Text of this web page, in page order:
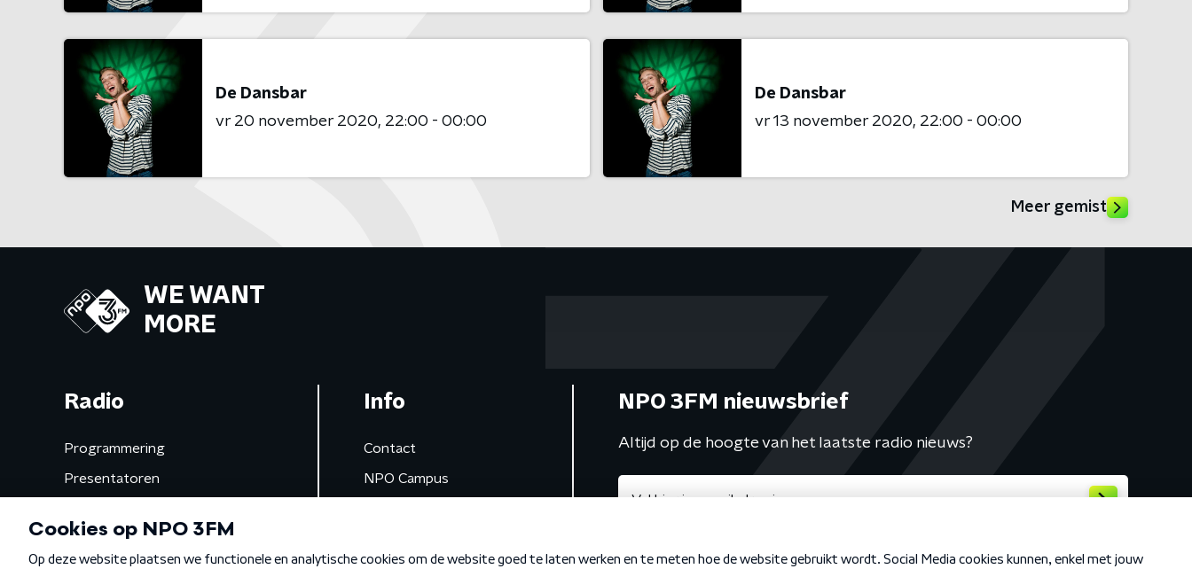
De Dansbar
vr 20 november 2020 22:00 - 00:00
De Dansbar
vr 13 november 2020 22:00 - 00:00
Meer gemist
WE WANT
MORE
Radio
Programmering
Presentatoren
Gemist
Info
Contact
NPO Campus
NPO 3FM nieuwsbrief
Altijd op de hoogte van het laatste radio nieuws?